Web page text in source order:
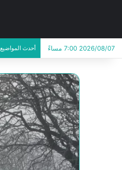
2026/08/07 7:00 مساءً أحدث المواضيع